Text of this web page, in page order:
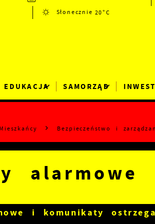
Słonecznie 20°C
EDUKACJA SAMORZĄD
Mieszkańcy Bezpieczeństwo i
alarmowe
i komunikaty